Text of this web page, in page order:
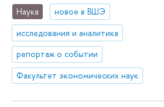
Наука
новое в ВШЭ
исследования и аналитика
репортаж о событии
Факультет экономических наук